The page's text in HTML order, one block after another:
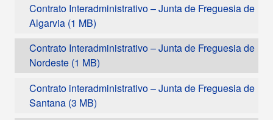
Contrato Interadministrativo – Junta de Freguesia de
Algarvia
Contrato Interadministrativo – Junta de Freguesia de
Nordeste
Contrato interadministrativo – Junta de Freguesia de
Santana